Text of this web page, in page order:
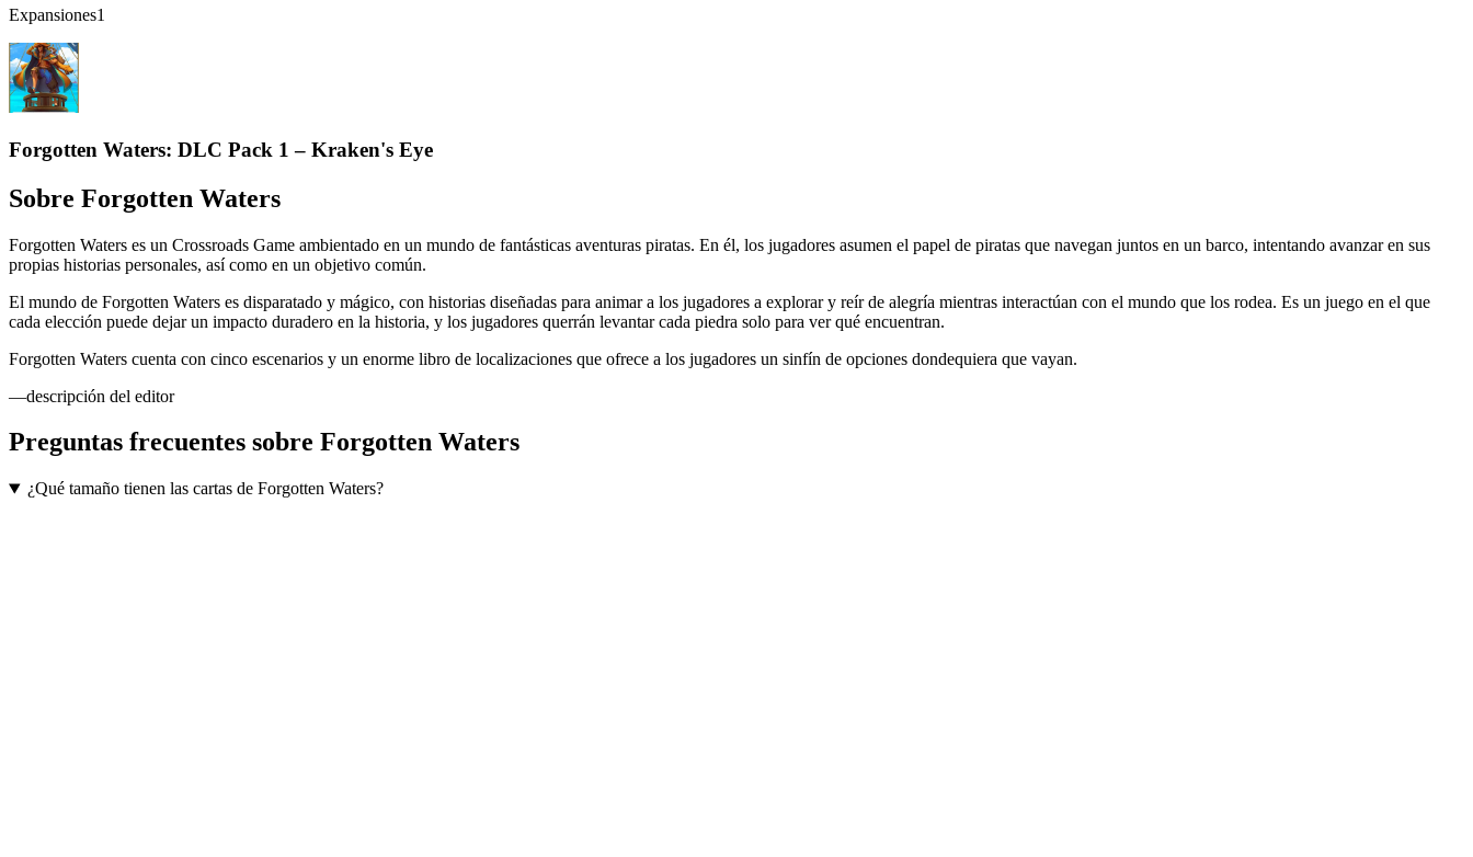
Expansiones1
Forgotten Waters: DLC Pack 1 – Kraken's Eye
Sobre Forgotten Waters
Forgotten Waters es un Crossroads Game ambientado en un mundo de fantásticas aventuras piratas. En él, los jugadores asumen el papel de piratas que navegan juntos en un barco, intentando avanzar en sus
propias historias personales, así como en un objetivo común.
El mundo de Forgotten Waters es disparatado y mágico, con historias diseñadas para animar a los jugadores a explorar y reír de alegría mientras interactúan con el mundo que los rodea. Es un juego en el que
cada elección puede dejar un impacto duradero en la historia, y los jugadores querrán levantar cada piedra solo para ver qué encuentran.
Forgotten Waters cuenta con cinco escenarios y un enorme libro de localizaciones que ofrece a los jugadores un sinfín de opciones dondequiera que vayan.
—descripción del editor
Preguntas frecuentes sobre Forgotten Waters
¿Qué tamaño tienen las cartas de Forgotten Waters?